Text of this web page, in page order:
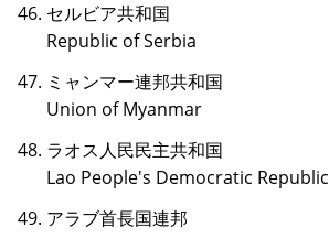
セルビア共和国
Republic of Serbia
ミャンマー連邦共和国
Union of Myanmar
ラオス人民民主共和国
Lao People's Democratic Republic
アラブ首長国連邦